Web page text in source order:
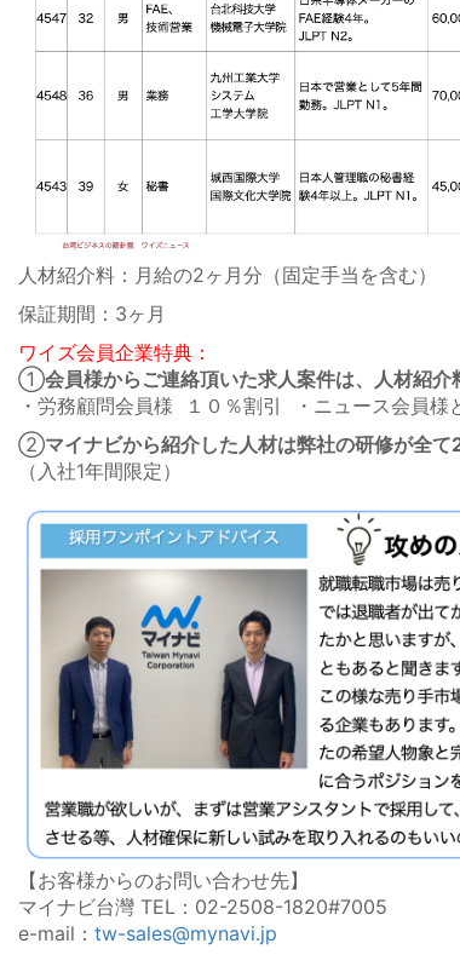
人材紹介料：月給の2ヶ月分（固定手当を含む）
保証期間：3ヶ月
ワイズ会員企業特典：
①会員様からご連絡頂いた求人案件は、人材紹介
・労務顧問会員様 １０％割引 ・ニュース会員様
②マイナビから紹介した人材は弊社の研修が全て
（入社1年間限定）​
【お客様からのお問い合わせ先】
マイナビ台灣 TEL：02-2508-1820#7005
e-mail： tw-sales@mynavi.jp